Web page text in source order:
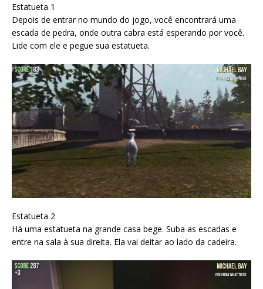
Estatueta 1
Depois de entrar no mundo do jogo, você encontrará uma
escada de pedra, onde outra cabra está esperando por você.
Lide com ele e pegue sua estatueta.
Estatueta 2
Há uma estatueta na grande casa bege. Suba as escadas e
entre na sala à sua direita. Ela vai deitar ao lado da cadeira.